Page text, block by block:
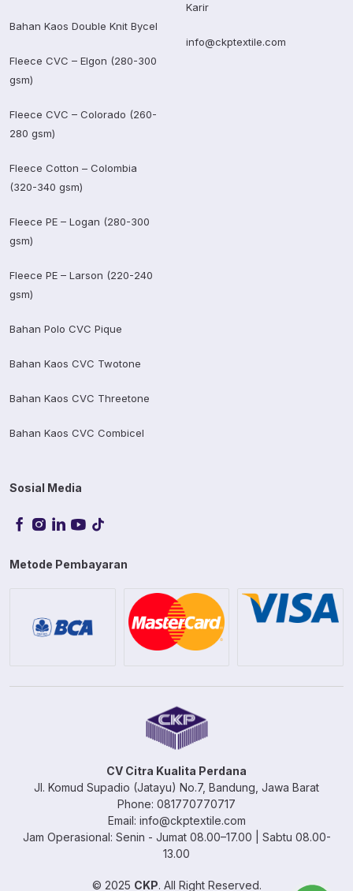
Bahan Kaos Double Knit Bycel
Fleece CVC – Elgon (280-300
gsm)
Fleece CVC – Colorado (260-
280 gsm)
Fleece Cotton – Colombia
(320-340 gsm)
Fleece PE – Logan (280-300
gsm)
Fleece PE – Larson (220-240
gsm)
Bahan Polo CVC Pique
Bahan Kaos CVC Twotone
Bahan Kaos CVC Threetone
Bahan Kaos CVC Combicel
Karir
info@ckptextile.com
Sosial Media
Metode Pembayaran
CV Citra Kualita Perdana
Jl. Komud Supadio (Jatayu) No.7, Bandung, Jawa Barat
Phone: 081770770717
Email: info@ckptextile.com
Jam Operasional: Senin - Jumat 08.00–17.00 | Sabtu 08.00-
13.00
© 2025 CKP. All Right Reserved.